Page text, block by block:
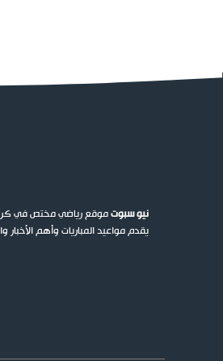
نيو سبوتموقع رياضي مختص في كرة
يقدم مواعيد المباريات وأهم الأخبار